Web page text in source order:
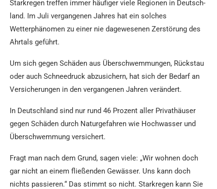
Stark­regen treffen immer häufiger viele Regionen in Deutsch­
land. Im Juli vergangenen Jahres hat ein solches
Wetterphänomen zu einer nie dagewesenen Zerstörung des
Ahrtals geführt.
Um sich gegen Schäden aus Überschwemmungen, Rückstau
oder auch Schneedruck abzusichern, hat sich der Bedarf an
Versicherungen in den vergangenen Jahren verändert.
In Deutschland sind nur rund 46 Prozent aller Privathäuser
gegen Schäden durch Naturgefahren wie Hochwasser und
Überschwemmung versichert.
Fragt man nach dem Grund, sagen viele: „Wir wohnen doch
gar nicht an einem fließenden Gewässer. Uns kann doch
nichts passieren.“ Das stimmt so nicht. Starkregen kann Sie